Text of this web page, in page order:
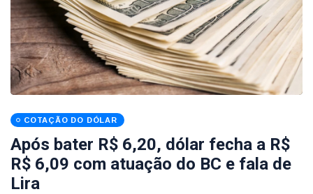
COTAÇÃO DO DÓLAR
Após bater R$ 6,20, dólar fecha a R$
R$ 6,09 com atuação do BC e fala de
Lira